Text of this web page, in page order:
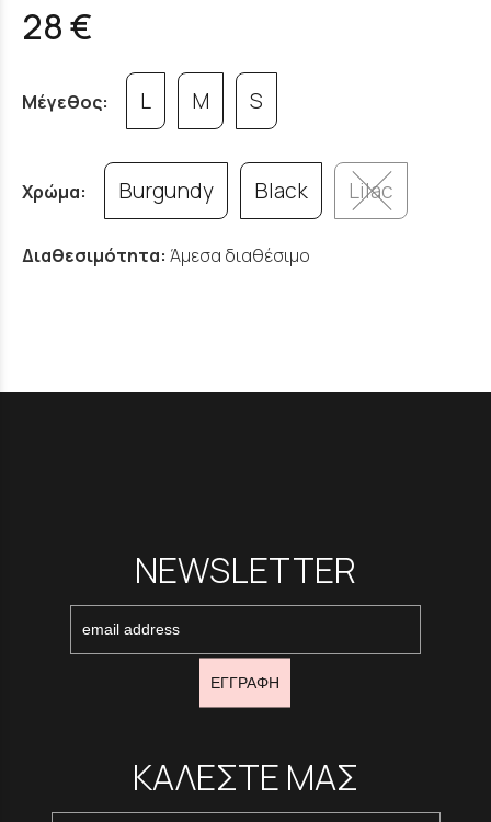
28 €
Μέγεθος: L M S
Χρώμα: Burgundy Black Lilac
Διαθεσιμότητα: Άμεσα διαθέσιμο
NEWSLETTER
ΕΓΓΡΑΦΗ
ΚΑΛΕΣΤΕ ΜΑΣ